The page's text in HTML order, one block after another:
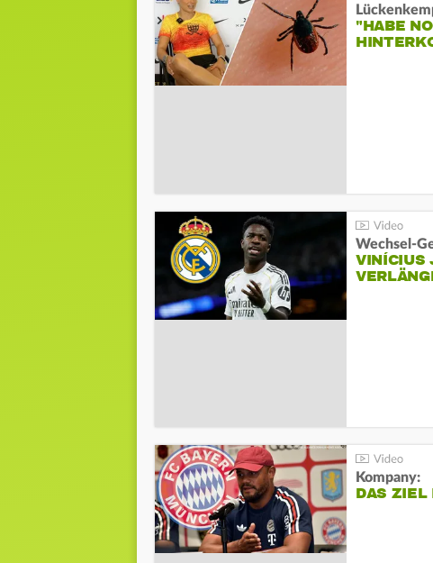
"HABE
Wechsel-
VINÍCIUS
Kompany:
DAS ZIEL